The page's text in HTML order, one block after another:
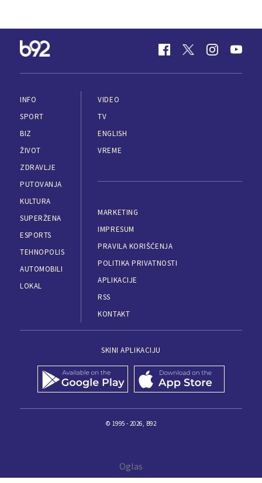
INFO
SPORT
BIZ
ŽIVOT
ZDRAVLJE
PUTOVANJA
KULTURA
SUPERŽENA
ESPORTS
TEHNOPOLIS
AUTOMOBILI
LOKAL
VIDEO
TV
ENGLISH
VREME
MARKETING
IMPRESUM
PRAVILA KORIŠĆENJA
POLITIKA PRIVATNOSTI
APLIKACIJE
RSS
KONTAKT
SKINI APLIKACIJU
© 1995 - 2026, B92